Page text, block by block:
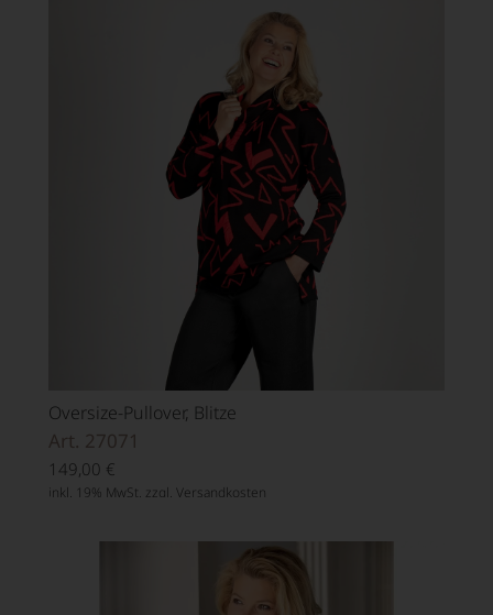
Oversize-Pullover, Blitze
Art. 27071
149,00 €
inkl. 19% MwSt. zzgl. Versandkosten